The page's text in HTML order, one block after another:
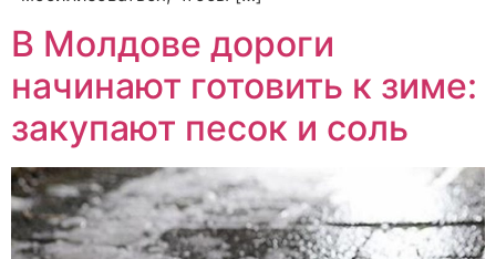
В Молдове дороги
начинают готовить к зиме:
закупают песок и соль